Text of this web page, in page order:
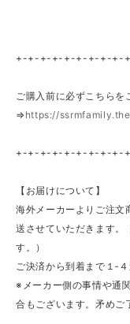
+-+-+-+-+-+-+-+-+-
ご購入前に必ずこちらを
⇒ https://
+-+-+-+-+-+-+-+-+-
【お届けについて】
海外メーカーよりご注文
送させていただきます。
す。）
ご決済から到着まで１‐
※メーカー側の事情や通
合もございます。矛めご